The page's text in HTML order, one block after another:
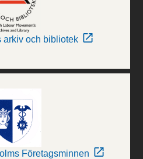
arkiv och bibliotek
Företagsminnen